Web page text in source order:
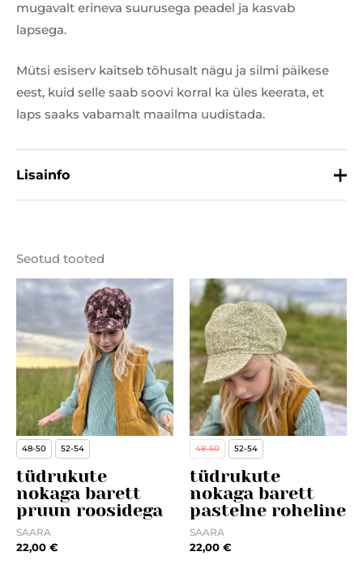
mugavalt erineva suurusega peadel ja kasvab
lapsega.
Mütsi esiserv kaitseb tõhusalt nägu ja silmi päikese
eest, kuid selle saab soovi korral ka üles keerata, et
laps saaks vabamalt maailma uudistada.
Lisainfo
Materjal
Seotud tooted
48-50 52-54
tüdrukute
nokaga barett
pruun roosidega
SAARA
22,00 €
48-50 52-54
tüdrukute
nokaga barett
pastelne roheline
SAARA
22,00 €